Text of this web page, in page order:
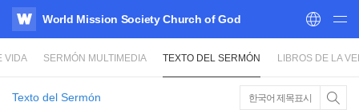
WATV
World Mission Society Church of God
VIDA SERMÓN MULTIMEDIA TEXTO DEL SERMÓN LIBROS DE LA
Texto del Sermón 한국어 제목표시